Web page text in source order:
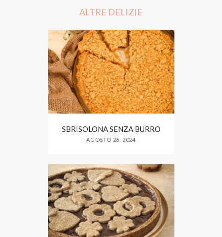
ALTRE DELIZIE
SBRISOLONA SENZA BURRO
AGOSTO 26, 2024